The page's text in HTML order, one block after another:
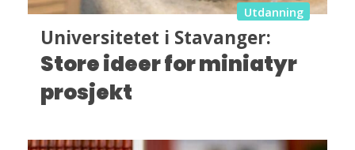
Utdanning
Universitetet i Stavanger:
Store ideer for miniatyr
prosjekt